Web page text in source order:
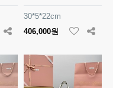
30*5*22cm
406,000원